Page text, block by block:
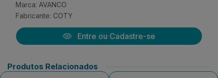
Marca: AVANCO
Fabricante: COTY
Entre ou Cadastre-se
Produtos Relacionados